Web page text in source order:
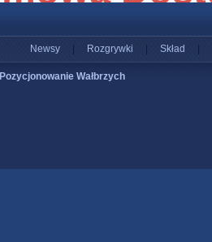
Newsy Rozgrywki Skład
Pozycjonowanie Wałbrzych